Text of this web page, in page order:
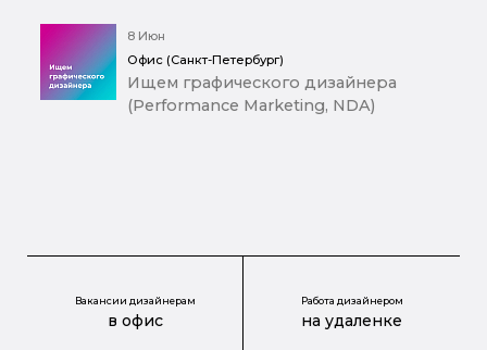
8 Июн
Офис (Санкт-Петербург)
Ищем графического дизайнера
(Performance Marketing, NDA)
Вакансии дизайнерам
в офис
Работа дизайнером
на удаленке